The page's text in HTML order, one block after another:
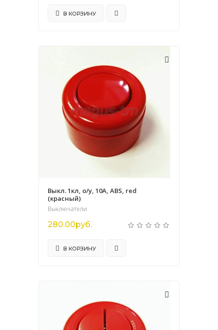
В КОРЗИНУ
Выкл. 1кл, о/у, 10А, ABS, red
(красный)
Выключатели
280.00руб.
В КОРЗИНУ